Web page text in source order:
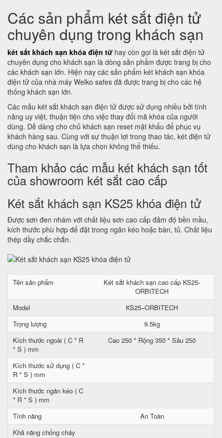
Các sản phẩm két sắt điện tử
chuyên dụng trong khách sạn
két sắt khách sạn khóa điện tử hay còn gọi là két sắt điện tử
chuyên dụng cho khách sạn là dòng sản phẩm được trang bị cho
các khách sạn lớn. Hiện nay các sản phẩm két khách sạn khóa
điện tử của nhà máy Welko safes đã được trang bị cho các hệ
thống khách sạn lớn.
Các mẫu két sắt khách sạn điện tử được sử dụng nhiều bởi tính
năng uy việt, thuận tiện cho việc thay đổi mã khóa của người
dùng. Dễ dàng cho chủ khách sạn reset mật khẩu để phục vụ
khách hàng sau. Cùng với sự thuận lợi trong thao tác, két điện tử
dùng cho khách sạn là lựa chọn không thể thiếu.
Tham khảo các mẫu két khách sạn tốt
của showroom két sắt cao cấp
Két sắt khách sạn KS25 khóa điện tử
Được sơn đen nhám với chất liệu sơn cao cấp đảm độ bền mầu,
kích thước phù hợp để đặt trong ngăn kéo hoặc bàn, tủ. Chất liệu
thép dầy chắc chắn.
Tên sản phẩm
Két sắt khách sạn cao cấp KS25-
ORBITECH
Model
KS25–ORBITECH
Trọng lượng
9.5kg
Kích thước ngoài ( C * R
* S ) mm
Cao 250 * Rộng 350 * Sâu 250
Kích thước sử dụng ( C *
R * S ) mm
Kích thước ngăn kéo ( C
* R * S ) mm
Tính năng
An Toàn
Khả năng chống cháy